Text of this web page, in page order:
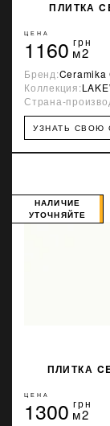
ПЛИТКА
ЦЕНА
1160 грн
м2
Бренд:Ceramika
Коллекция:
Страна-
УЗНАТЬ СВОЮ
ПЛИТКА
НАЛИЧИЕ
УТОЧНЯЙТЕ
ЦЕНА
1300 грн
м2